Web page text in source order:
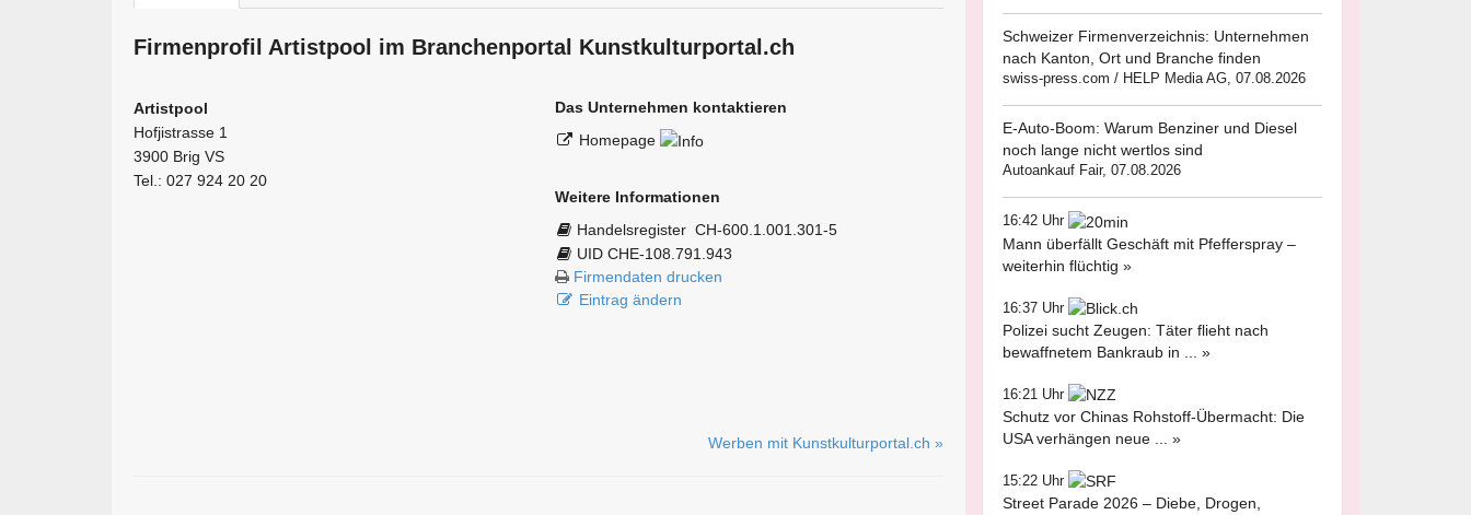
Firmen­profil Artistpool im Branchen­portal Kunstkulturportal.ch
Artistpool
Hofjistrasse 1
3900 Brig VS
Tel.: 027 924 20 20
Das Unternehmen kontaktieren
Homepage
Weitere Informationen
Handelsregister CH-600.1.001.301-5
UID CHE-108.791.943
Firmendaten drucken
Eintrag ändern
Werben mit Kunstkulturportal.ch »
Schweizer Firmenverzeichnis: Unternehmen
nach Kanton, Ort und Branche finden
swiss-press.com / HELP Media AG, 07.08.2026
E-Auto-Boom: Warum Benziner und Diesel
noch lange nicht wertlos sind
Autoankauf Fair, 07.08.2026
16:42 Uhr
Mann überfällt Geschäft mit Pfefferspray –
weiterhin flüchtig »
16:37 Uhr
Polizei sucht Zeugen: Täter flieht nach
bewaffnetem Bankraub in ... »
16:21 Uhr
Schutz vor Chinas Rohstoff-Übermacht: Die
USA verhängen neue ... »
15:22 Uhr
Street Parade 2026 – Diebe, Drogen,